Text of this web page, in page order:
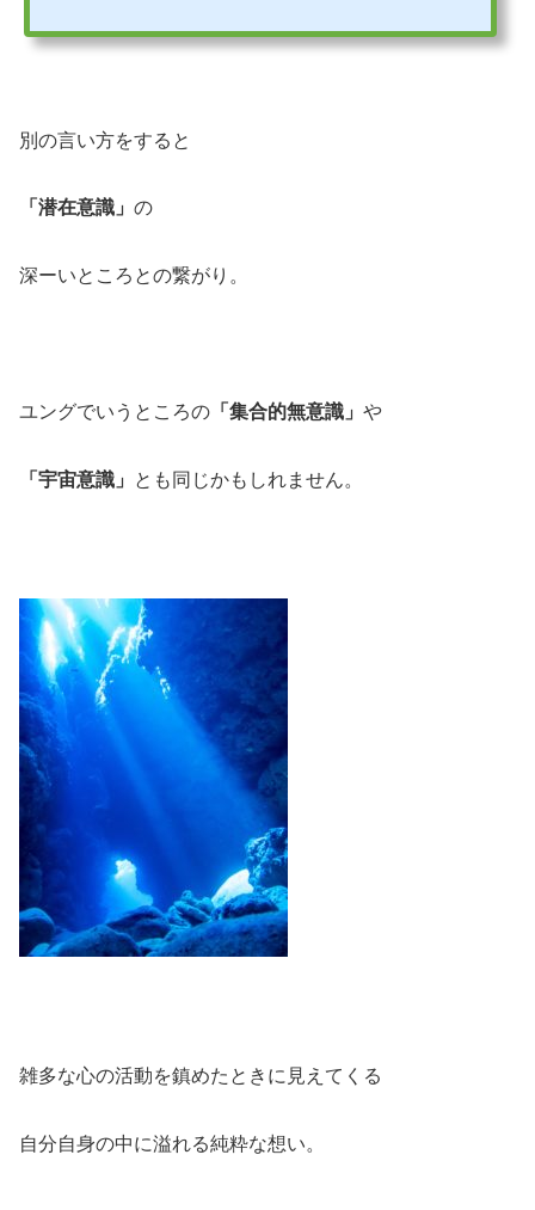
別の言い方をすると
「潜在意識」 の
深ーいところとの繋がり。
ユングでいうところの 「集合的無意識」 や
「宇宙意識」 とも同じかもしれません。
雑多な心の活動を鎮めたときに見えてくる
自分自身の中に溢れる純粋な想い。